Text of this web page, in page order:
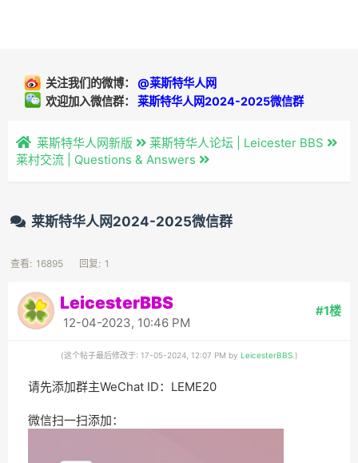
关注我们的微博： @莱斯特华人网
欢迎加入微信群： 莱斯特华人网2024-2025微信群
莱斯特华人网新版
莱斯特华人论坛 | Leicester BBS
莱村交流 | Questions & Answers
莱斯特华人网2024-2025微信群
查看: 16895 回复: 1
LeicesterBBS
12-04-2023, 10:46 PM
#1楼
(这个帖子最后修改于: 17-05-2024, 12:07 PM by LeicesterBBS.)
请先添加群主WeChat ID：LEME20
微信扫一扫添加：